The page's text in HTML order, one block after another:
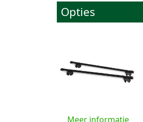
Opties
Meer informatie